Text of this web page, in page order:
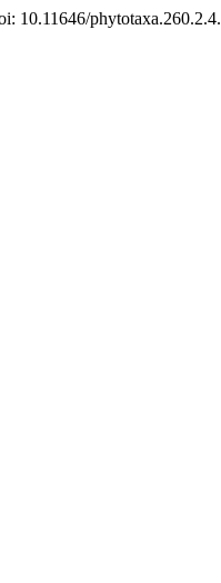
10.11646/phytotaxa.260.2.4.